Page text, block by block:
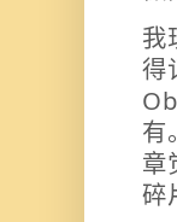
我
得
有
章
碎